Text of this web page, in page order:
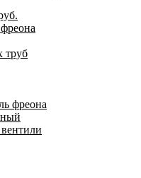
труб
фреона